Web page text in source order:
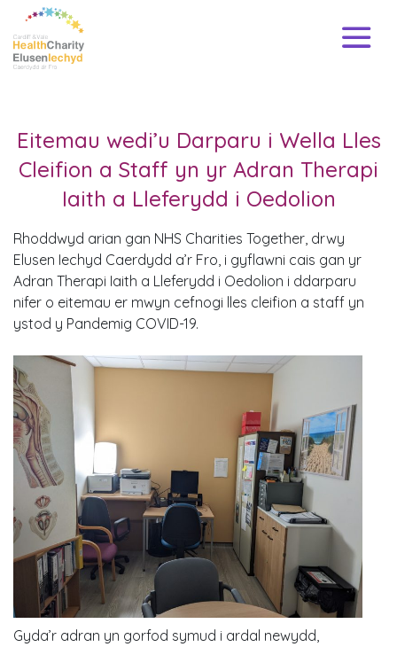
Eitemau wedi’u Darparu i Wella Lles
Cleifion a Staff yn yr Adran Therapi
Iaith a Lleferydd i Oedolion
Rhoddwyd arian gan NHS Charities Together, drwy
Elusen Iechyd Caerdydd a’r Fro, i gyflawni cais gan yr
Adran Therapi Iaith a Lleferydd i Oedolion i ddarparu
nifer o eitemau er mwyn cefnogi lles cleifion a staff yn
ystod y Pandemig COVID-19.
Gyda’r adran yn gorfod symud i ardal newydd,